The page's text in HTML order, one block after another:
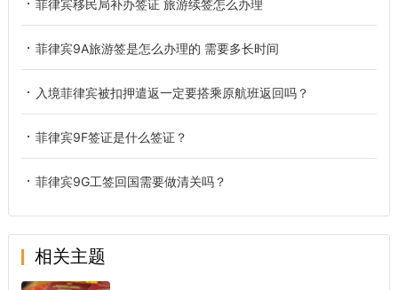
菲律宾移民局补办签证 旅游续签怎么办理
菲律宾9A旅游签是怎么办理的 需要多长时间
入境菲律宾被扣押遣返一定要搭乘原航班返回吗？
菲律宾9F签证是什么签证？
菲律宾9G工签回国需要做清关吗？
相关主题